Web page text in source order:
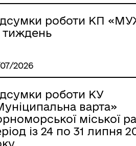
роботи КП
тиждень
2026
роботи КУ
варта»
міської
із 24 по 31 липня